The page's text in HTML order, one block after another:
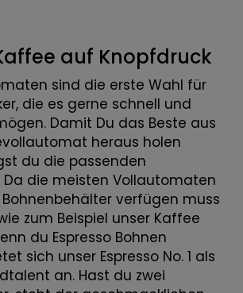
auf Knopfdruck
sind die erste Wahl für
die es gerne schnell und
Damit Du das Beste aus
heraus holen
du die passenden
Da die meisten Vollautomaten
verfügen muss
zum Beispiel unser Kaffee
du Espresso Bohnen
sich unser Espresso No. 1 als
an. Hast du zwei